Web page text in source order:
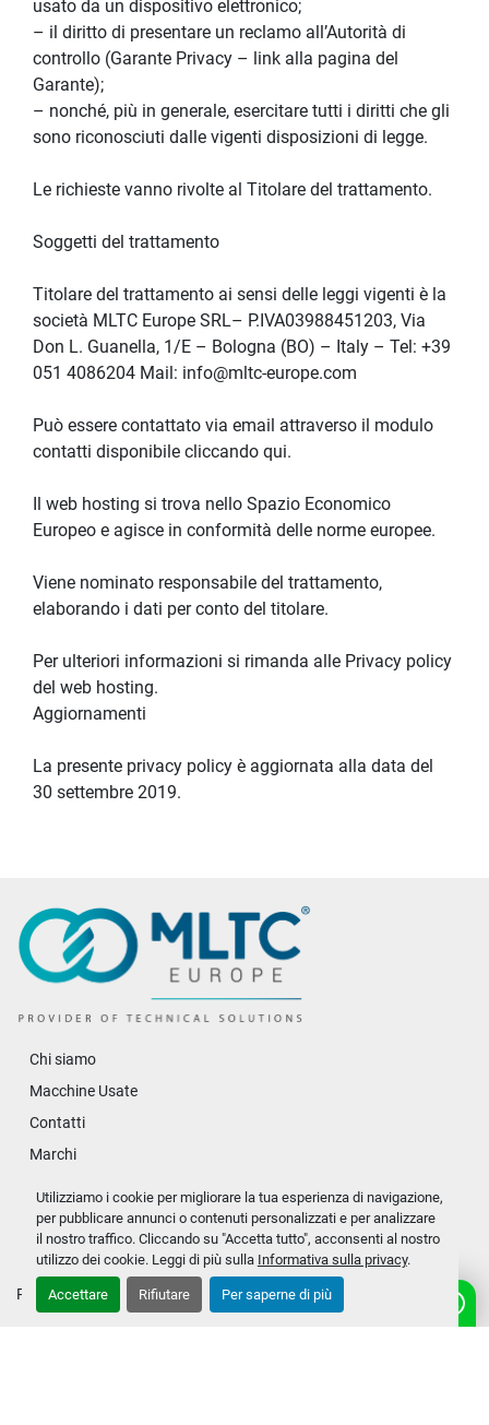
Utilizziamo i cookie per migliorare la tua esperienza di navigazione,
per pubblicare annunci o contenuti personalizzati e per analizzare
il nostro traffico. Cliccando su "Accetta tutto", acconsenti al nostro
utilizzo dei cookie. Leggi di più sulla Informativa sulla privacy.
Accettare Rifiutare Per saperne di più
usato da un dispositivo elettronico;
– il diritto di presentare un reclamo all’Autorità di
controllo (Garante Privacy – link alla pagina del
Garante);
– nonché, più in generale, esercitare tutti i diritti che gli
sono riconosciuti dalle vigenti disposizioni di legge.
Le richieste vanno rivolte al Titolare del trattamento.
Soggetti del trattamento
Titolare del trattamento ai sensi delle leggi vigenti è la
società MLTC Europe SRL– P.IVA03988451203, Via
Don L. Guanella, 1/E – Bologna (BO) – Italy – Tel: +39
051 4086204 Mail: info@mltc-europe.com
Può essere contattato via email attraverso il modulo
contatti disponibile cliccando qui.
Il web hosting si trova nello Spazio Economico
Europeo e agisce in conformità delle norme europee.
Viene nominato responsabile del trattamento,
elaborando i dati per conto del titolare.
Per ulteriori informazioni si rimanda alle Privacy policy
del web hosting.
Aggiornamenti
La presente privacy policy è aggiornata alla data del
30 settembre 2019.
News
Chi siamo
Marchi
Macchine Usate
Contatti
Politica sulla privacy
Personalizza le preferenze sui Cookies